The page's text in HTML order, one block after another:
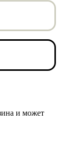
и может